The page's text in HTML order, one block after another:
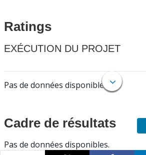
Ratings
EXÉCUTION DU PROJET
Pas de données disponibles.
Cadre de résultats
Pas de données disponibles.